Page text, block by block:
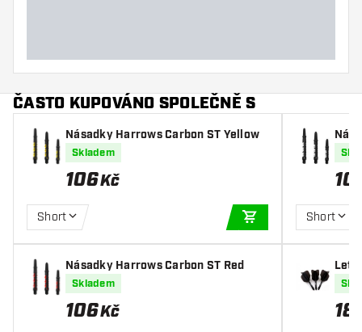
ČASTO KUPOVÁNO SPOLEČNĚ S
Násadky Harrows Carbon ST Yellow
Skladem
106Kč
Short
PŘIDAT DO KOŠÍKU
Násadky Harrows Carbon ST Red
Skladem
106Kč
Short
K5